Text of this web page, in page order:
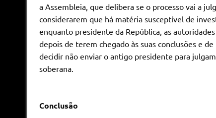
a Assembleia, que delibera se o processo vai a
considerarem que há matéria susceptível de
enquanto presidente da República, as
depois de terem chegado às suas conclusões e
decidir não enviar o antigo presidente para
soberana.
Conclusão